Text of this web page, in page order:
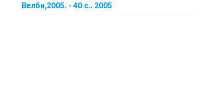
Велби,2005. - 40 с.. 2005